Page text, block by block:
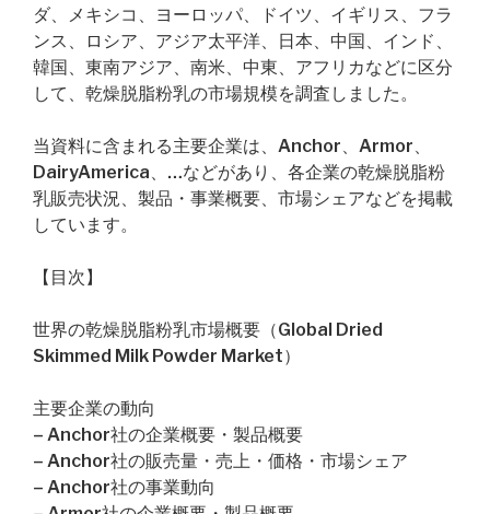
ダ、メキシコ、ヨーロッパ、ドイツ、イギリス、フラ
ンス、ロシア、アジア太平洋、日本、中国、インド、
韓国、東南アジア、南米、中東、アフリカなどに区分
して、乾燥脱脂粉乳の市場規模を調査しました。
当資料に含まれる主要企業は、Anchor、Armor、
DairyAmerica、…などがあり、各企業の乾燥脱脂粉
乳販売状況、製品・事業概要、市場シェアなどを掲載
しています。
【目次】
世界の乾燥脱脂粉乳市場概要（Global Dried
Skimmed Milk Powder Market）
主要企業の動向
– Anchor社の企業概要・製品概要
– Anchor社の販売量・売上・価格・市場シェア
– Anchor社の事業動向